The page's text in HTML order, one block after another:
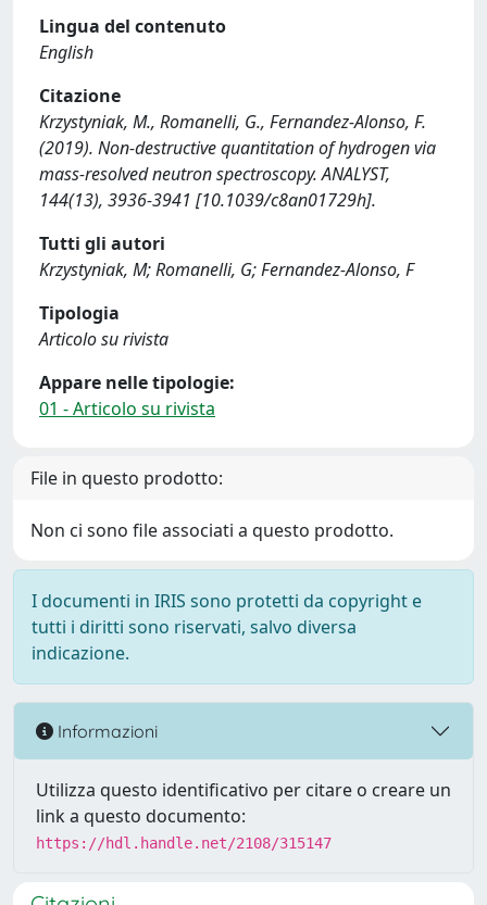
Lingua del contenuto
English
Citazione
Krzystyniak, M., Romanelli, G., Fernandez-Alonso, F.
(2019). Non-destructive quantitation of hydrogen via
mass-resolved neutron spectroscopy. ANALYST,
144(13), 3936-3941 [10.1039/c8an01729h].
Tutti gli autori
Krzystyniak, M; Romanelli, G; Fernandez-Alonso, F
Tipologia
Articolo su rivista
Appare nelle tipologie:
01 - Articolo su rivista
File in questo prodotto:
Non ci sono file associati a questo prodotto.
I documenti in IRIS sono protetti da copyright e
tutti i diritti sono riservati, salvo diversa
indicazione.
Informazioni
Utilizza questo identificativo per citare o creare un
link a questo documento:
https://hdl.handle.net/2108/315147